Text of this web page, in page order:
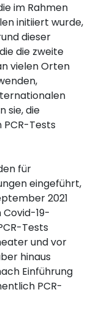
im Rahmen
initiiert wurde,
dieser
die zweite
vielen Orten
sie, die
Tests
für
eingeführt,
2021
19-
Tests
und vor
hinaus
Einführung
PCR-